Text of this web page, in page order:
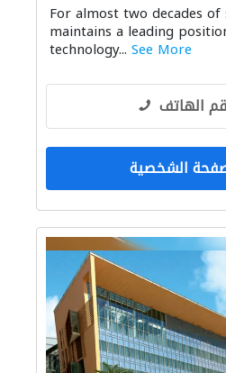
For almost two decades of
maintains a leading
technology... See More
الهاتف
الشخصية